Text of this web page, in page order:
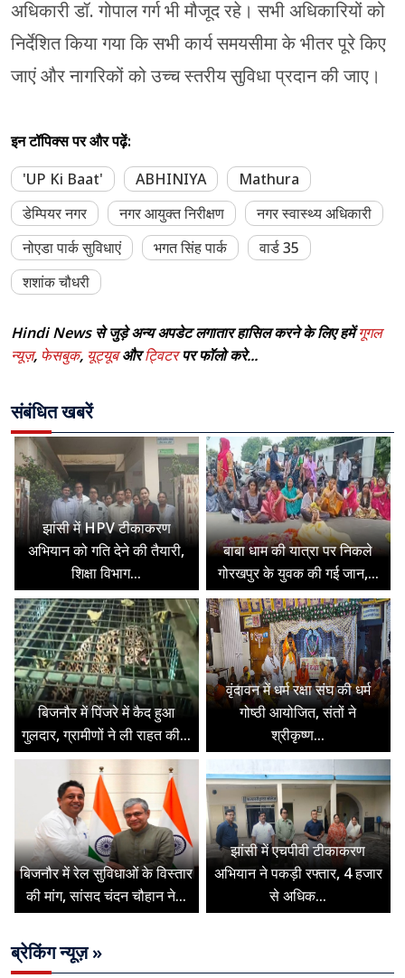
अधिकारी डॉ. गोपाल गर्ग भी मौजूद रहे। सभी अधिकारियों को
निर्देशित किया गया कि सभी कार्य समयसीमा के भीतर पूरे किए
जाएं और नागरिकों को उच्च स्तरीय सुविधा प्रदान की जाए।
इन टॉपिक्स पर और पढ़ें:
'UP Ki Baat'
ABHINIYA
Mathura
डेम्पियर नगर
नगर आयुक्त निरीक्षण
नगर स्वास्थ्य अधिकारी
नोएडा पार्क सुविधाएं
भगत सिंह पार्क
वार्ड 35
शशांक चौधरी
Hindi News से जुड़े अन्य अपडेट लगातार हासिल करने के लिए हमेंगूगल
न्यूज़, फेसबुक, यूट्यूबऔरट्विटरपर फॉलो करे...
संबंधित खबरें
झांसी में HPV टीकाकरण
अभियान को गति देने की तैयारी,
शिक्षा विभाग...
बाबा धाम की यात्रा पर निकले
गोरखपुर के युवक की गई जान,...
बिजनौर में पिंजरे में कैद हुआ
गुलदार, ग्रामीणों ने ली राहत की...
वृंदावन में धर्म रक्षा संघ की धर्म
गोष्ठी आयोजित, संतों ने
श्रीकृष्ण...
बिजनौर में रेल सुविधाओं के विस्तार
की मांग, सांसद चंदन चौहान ने...
झांसी में एचपीवी टीकाकरण
अभियान ने पकड़ी रफ्तार, 4 हजार
से अधिक...
ब्रेकिंग न्यूज़ »